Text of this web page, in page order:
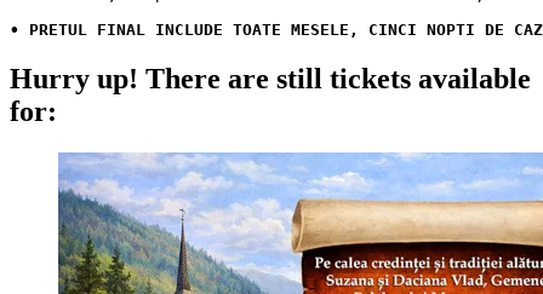
• PRETUL FINAL INCLUDE TOATE MESELE, CINCI NOPTI DE
Hurry up! There are still tickets available
for: